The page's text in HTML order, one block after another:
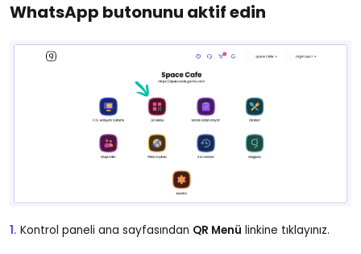
WhatsApp butonunu aktif edin
1. Kontrol paneli ana sayfasından QR Menü linkine tıklayınız.